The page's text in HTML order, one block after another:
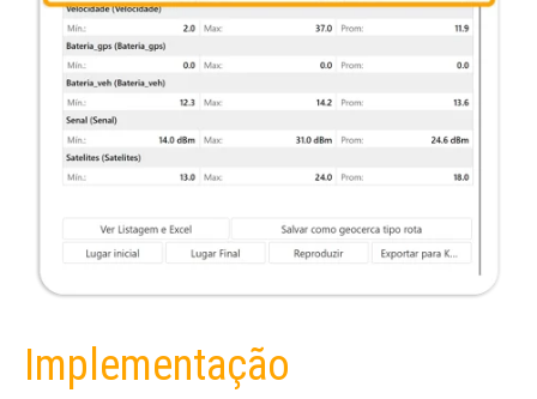
Implementação